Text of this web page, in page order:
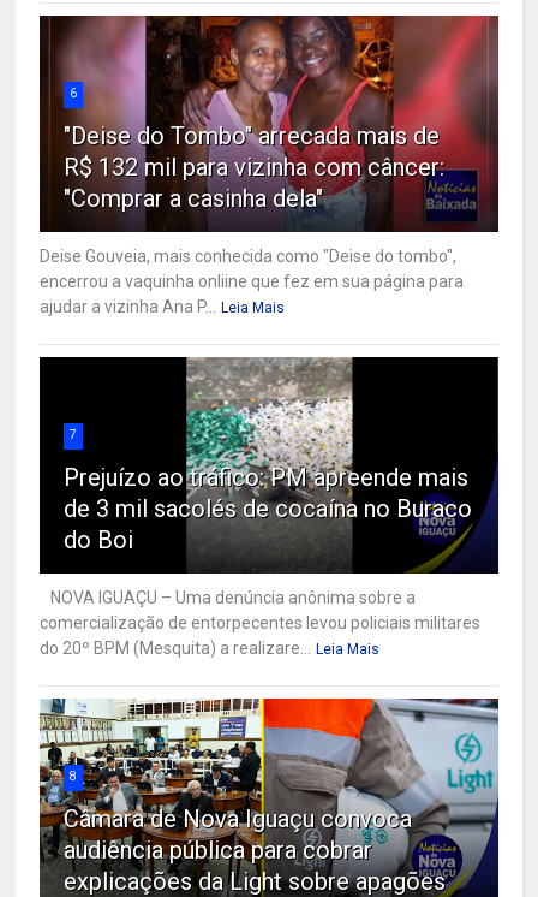
6
"Deise do Tombo" arrecada mais de
R$ 132 mil para vizinha com câncer:
"Comprar a casinha dela"
Deise Gouveia, mais conhecida como "Deise do tombo",
encerrou a vaquinha onliine que fez em sua página para
ajudar a vizinha Ana P...
Leia Mais
7
Prejuízo ao tráfico: PM apreende mais
de 3 mil sacolés de cocaína no Buraco
do Boi
NOVA IGUAÇU – Uma denúncia anônima sobre a
comercialização de entorpecentes levou policiais militares
do 20º BPM (Mesquita) a realizare...
Leia Mais
8
Câmara de Nova Iguaçu convoca
audiência pública para cobrar
explicações da Light sobre apagões